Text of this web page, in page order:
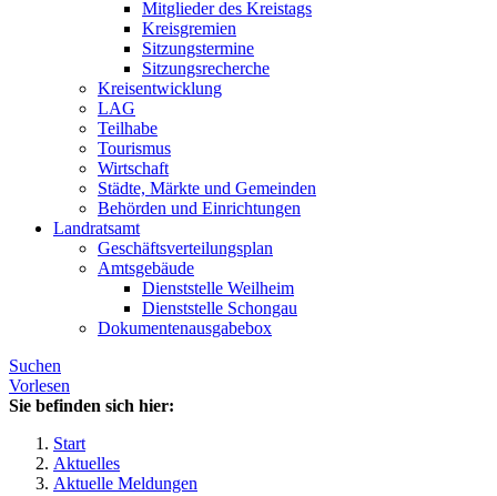
Mitglieder des Kreistags
Kreisgremien
Sitzungstermine
Sitzungsrecherche
Kreisentwicklung
LAG
Teilhabe
Tourismus
Wirtschaft
Städte, Märkte und Gemeinden
Behörden und Einrichtungen
Landratsamt
Geschäftsverteilungsplan
Amtsgebäude
Dienststelle Weilheim
Dienststelle Schongau
Dokumentenausgabebox
Suchen
Vorlesen
Sie befinden sich hier:
Start
Aktuelles
Aktuelle Meldungen